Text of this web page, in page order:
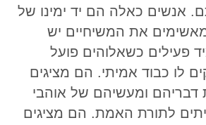
אנשים כאלה הם יד ימינו של
את המשיחיים יש
פעילים כשאלוהים פועל
לו כבוד אמיתי. הם מציגים
דבריהם ומעשיהם של אוהבי
לתורת האמת. הם מציגים